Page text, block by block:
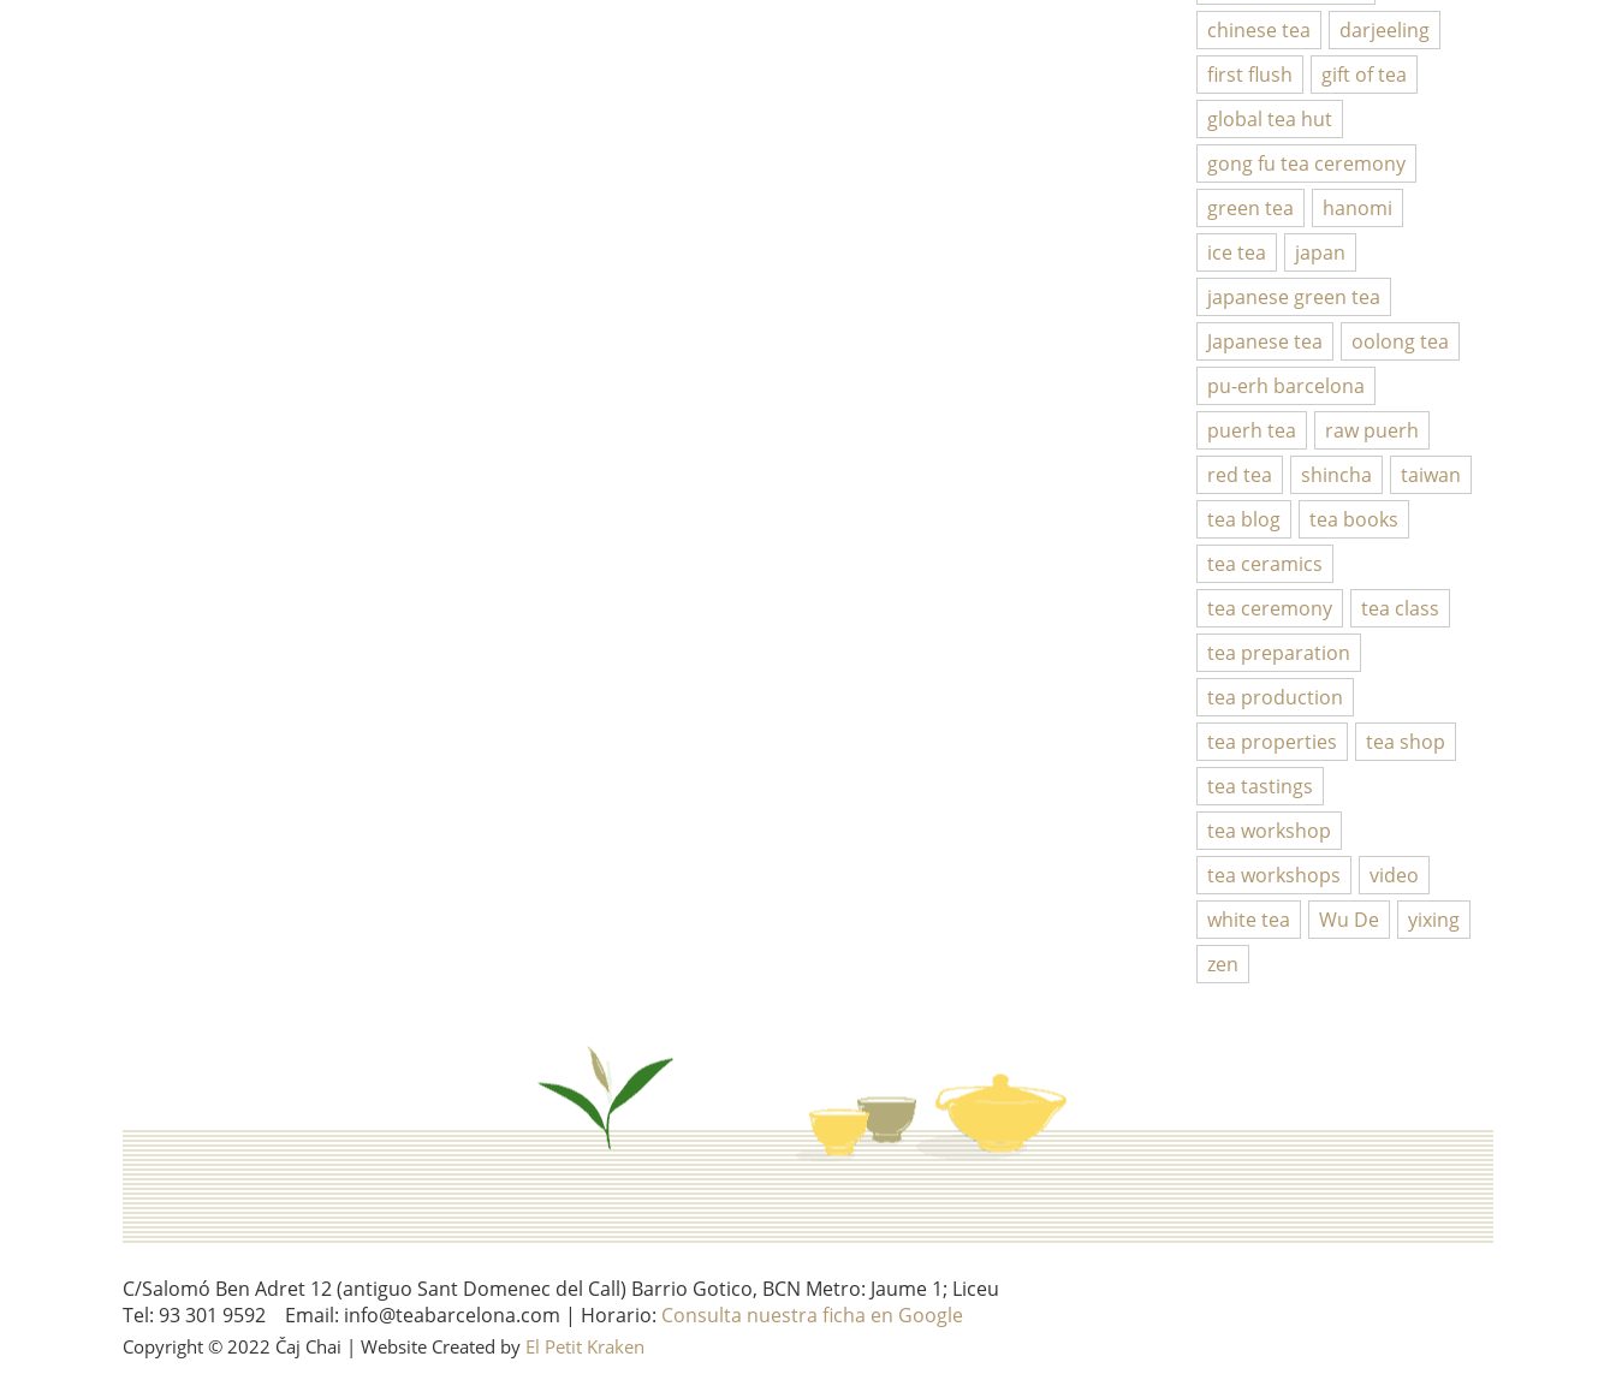
chinese tea
darjeeling
first flush
gift of tea
global tea hut
gong fu tea ceremony
green tea
hanomi
ice tea
japan
japanese green tea
Japanese tea
oolong tea
pu-erh barcelona
puerh tea
raw puerh
red tea
shincha
taiwan
tea blog
tea books
tea ceramics
tea ceremony
tea class
tea preparation
tea production
tea properties
tea shop
tea tastings
tea workshop
tea workshops
video
white tea
Wu De
yixing
zen
C/Salomó Ben Adret 12 (antiguo Sant Domenec del Call) Barrio Gotico, BCN Metro: Jaume 1; Liceu
Tel: 93 301 9592 Email: info@teabarcelona.com | Horario: Consulta nuestra ficha en Google
Copyright © 2022 Čaj Chai | Website Created by El Petit Kraken